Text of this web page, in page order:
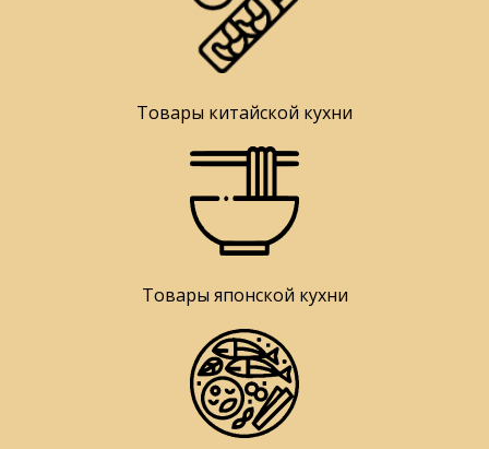
Товары китайской кухни
Товары японской кухни